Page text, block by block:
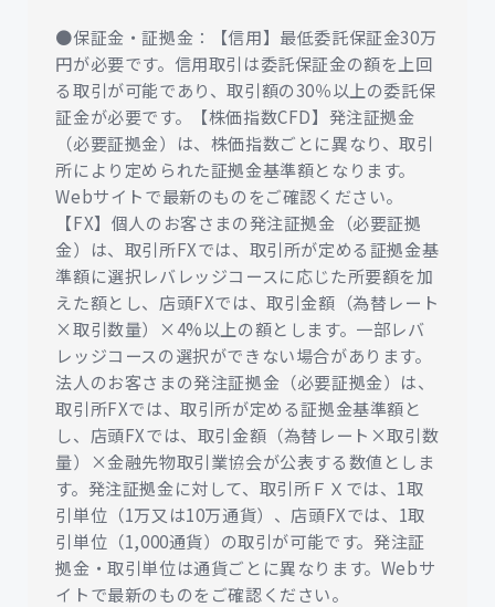
●保証金・証拠金：【信用】最低委託保証金30万
円が必要です。信用取引は委託保証金の額を上回
る取引が可能であり、取引額の30％以上の委託保
証金が必要です。【株価指数CFD】発注証拠金
（必要証拠金）は、株価指数ごとに異なり、取引
所により定められた証拠金基準額となります。
Webサイトで最新のものをご確認ください。
【FX】個人のお客さまの発注証拠金（必要証拠
金）は、取引所FXでは、取引所が定める証拠金基
準額に選択レバレッジコースに応じた所要額を加
えた額とし、店頭FXでは、取引金額（為替レート
×取引数量）×4%以上の額とします。一部レバ
レッジコースの選択ができない場合があります。
法人のお客さまの発注証拠金（必要証拠金）は、
取引所FXでは、取引所が定める証拠金基準額と
し、店頭FXでは、取引金額（為替レート×取引数
量）×金融先物取引業協会が公表する数値としま
す。発注証拠金に対して、取引所ＦＸでは、1取
引単位（1万又は10万通貨）、店頭FXでは、1取
引単位（1,000通貨）の取引が可能です。発注証
拠金・取引単位は通貨ごとに異なります。Webサ
イトで最新のものをご確認ください。